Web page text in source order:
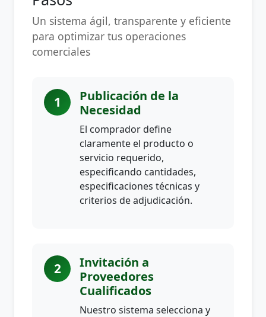
Un sistema ágil, transparente y eficiente
para optimizar tus operaciones
comerciales
1
Publicación de la
Necesidad
El comprador define
claramente el producto o
servicio requerido,
especificando cantidades,
especificaciones técnicas y
criterios de adjudicación.
2
Invitación a
Proveedores
Cualificados
Nuestro sistema selecciona y